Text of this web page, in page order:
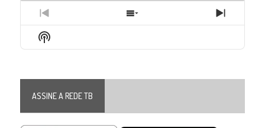
Previous
Episode
Show
Episodes
Next
Episode
Show
Podcast
ASSINE A REDE TB